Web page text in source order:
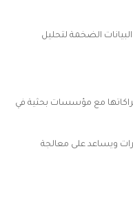
الضخمة لتحليل
شراكاتها مع مؤسسات بحثية في
ويساعد على معالجة